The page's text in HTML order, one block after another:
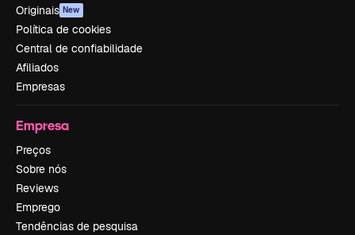
Originais New
Política de cookies
Central de confiabilidade
Afiliados
Empresas
Empresa
Preços
Sobre nós
Reviews
Emprego
Tendências de pesquisa